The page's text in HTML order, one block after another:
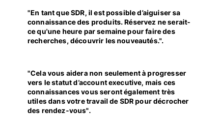
"En tant que SDR, il est possible d’aiguiser sa
connaissance des produits. Réservez ne serait-
ce qu'une heure par semaine pour faire des
recherches, découvrir les nouveautés.".
"Cela vous aidera non seulement à progresser
vers le statut d’account executive, mais ces
connaissances vous seront également très
utiles dans votre travail de SDR pour décrocher
des rendez-vous".